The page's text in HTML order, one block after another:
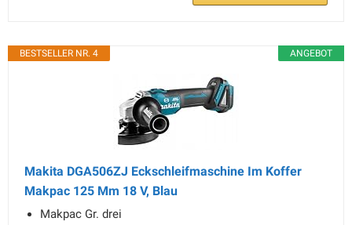
ANGEBOT
BESTSELLER NR. 4
Makita DGA506ZJ Eckschleifmaschine Im Koffer
Makpac 125 Mm 18 V, Blau
Makpac Gr. drei